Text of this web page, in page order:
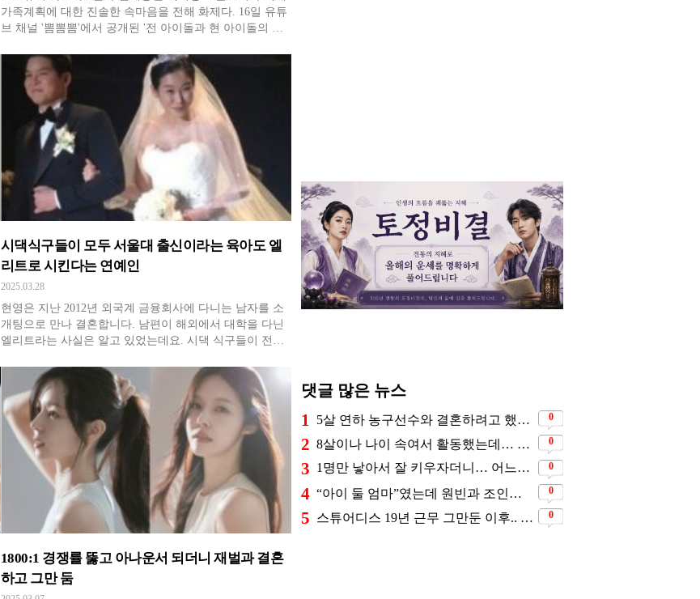
가족계획에 대한 진솔한 속마음을 전해 화제다. 16일 유튜
브 채널 '뽐뽐뽐'에서 공개된 '전 아이돌과 현 아이돌의 마
로 활동 중인 권소현과 함께 출산과 육아에 대한 깊이 있는
대화를 나눴다. 대화는 권소현이 최근 영화 '딜리버리'에서
맡은 임산부
시댁식구들이 모두 서울대 출신이라는 육아도 엘
리트로 시킨다는 연예인
2025.03.28
현영은 지난 2012년 외국계 금융회사에 다니는 남자를 소
개팅으로 만나 결혼합니다. 남편이 해외에서 대학을 다닌
엘리트라는 사실은 알고 있었는데요. 시댁 식구들이 전부
다. 우선 시부모님이 서울대 캠퍼스 커플이었습니다. 그리
고 작은 아버지들도 모두 서울대 출신인이었지요. 할아버
지는 대학 총장을 지내셨다고 합
1800:1 경쟁률 뚫고 아나운서 되더니 재벌과 결혼
하고 그만 둠
댓글 많은 뉴스
1 5살 연하 농구선수와 결혼하려고 했는데… 시어머니의 결혼반대에 부딛혔던 아이돌 0
2 8살이나 나이 속여서 활동했는데… 너무 동안이라서 아무도 의심 안 했다는 배우 0
3 1명만 낳아서 잘 키우자더니… 어느새 3자녀 부모 된 스타커플 ❤️ 0
4 “아이 둘 엄마”였는데 원빈과 조인성의 첫 사랑이었던 배우 0
5 스튜어디스 19년 근무 그만둔 이후.. 시댁 눈치 보고 있다는 연예인의 아내 0